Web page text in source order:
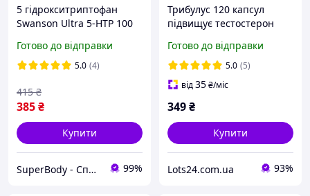
5 гідрокситриптофан
Swanson Ultra 5-HTP 100
Готово до відправки
5.0 (4)
385₴
415 ₴
Купити
SuperBody - Спортивне харчування та аксесуари для спортсменів і не тільки!!! 99%
Трибулус 120 капсул
підвищує тестостерон
Tribulus + програма
тренувань
Готово до відправки
5.0 (5)
від35₴/міс
349₴
Купити
Lots24.com.ua 93%